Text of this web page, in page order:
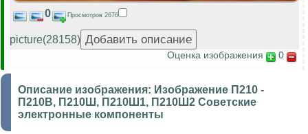
0 Просмотров 2676
picture(28158)
Оценка изображения 0
Описание изображения: Изображение П210 -
П210В, П210Ш, П210Ш1, П210Ш2 Советские
электронные компоненты